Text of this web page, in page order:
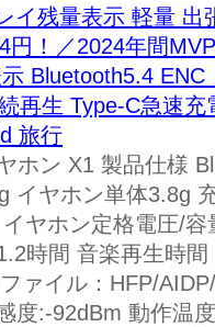
イ残量表示 軽量
円！／2024年間
Bluetooth5.4
再生 Type‐C急速
旅行
ホン X1 製品仕様
イヤホン単体3.8g
ヤホン定格電圧/
時間 音楽再生時
ァイル：HFP/
度:-92dBm 動作温